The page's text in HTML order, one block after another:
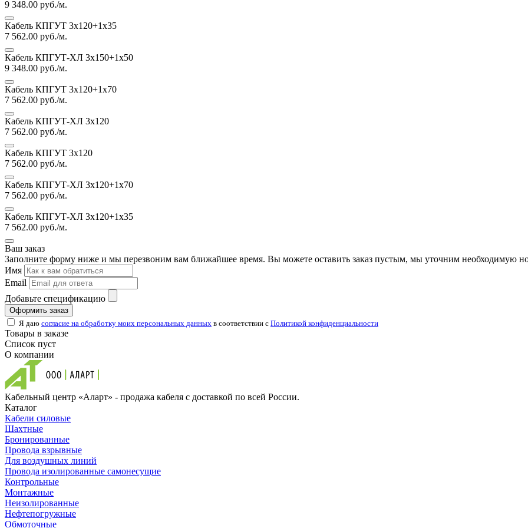
9 348.00 руб./м.
Кабель КПГУТ 3х120+1х35
7 562.00 руб./м.
Кабель КПГУТ-ХЛ 3х150+1х50
9 348.00 руб./м.
Кабель КПГУТ 3х120+1х70
7 562.00 руб./м.
Кабель КПГУТ-ХЛ 3х120
7 562.00 руб./м.
Кабель КПГУТ 3х120
7 562.00 руб./м.
Кабель КПГУТ-ХЛ 3х120+1х70
7 562.00 руб./м.
Кабель КПГУТ-ХЛ 3х120+1х35
7 562.00 руб./м.
Ваш заказ
Заполните форму ниже и мы перезвоним вам ближайшее время. Вы можете оставить заказ пустым, мы уточним необходимую
Имя
Email
Добавьте спецификацию
Оформить заказ
Я даю согласие на обработку моих персональных данных в соответствии с Политикой конфиденциальности
Товары в заказе
Список пуст
О компании
Кабельный центр «Аларт» - продажа кабеля с доставкой по всей России.
Каталог
Кабели силовые
Шахтные
Бронированные
Провода взрывные
Для воздушных линий
Провода изолированные самонесущие
Контрольные
Монтажные
Неизолированные
Нефтепогружные
Обмоточные